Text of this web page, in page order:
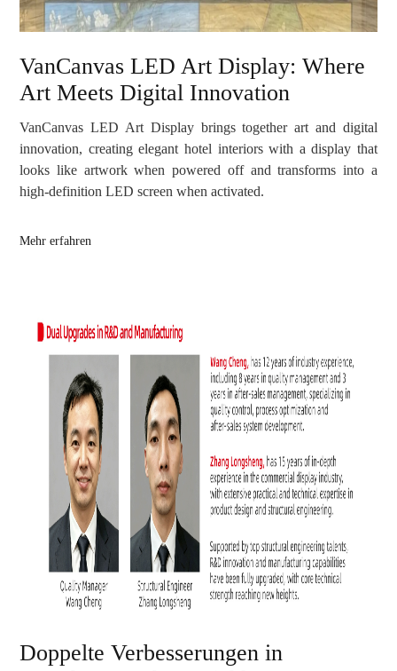
VanCanvas LED Art Display: Where
Art Meets Digital Innovation
VanCanvas LED Art Display brings together art and digital
innovation, creating elegant hotel interiors with a display that
looks like artwork when powered off and transforms into a
high-definition LED screen when activated.
Mehr erfahren
Doppelte Verbesserungen in